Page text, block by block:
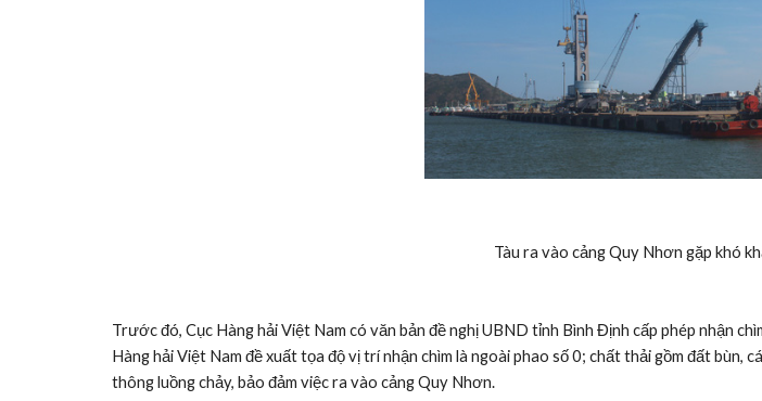
Tàu ra vào cảng Quy Nhơn gặp khó
Trước đó, Cục Hàng hải Việt Nam có văn bản đề nghị UBND tỉnh Bình Định cấp phép nhận
Hàng hải Việt Nam đề xuất tọa độ vị trí nhận chìm là ngoài phao số 0; chất thải gồm đất
thông luồng chảy, bảo đảm việc ra vào cảng Quy Nhơn.